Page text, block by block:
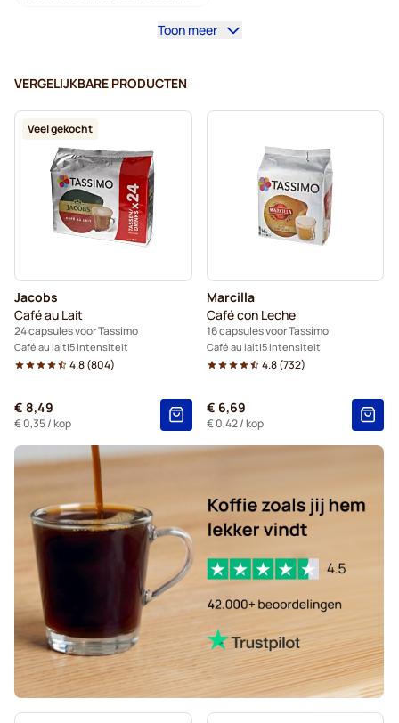
Koffiemachines voor Tassimo®
Cafeïnevrij - Koffiecapsules voor Tassimo
Koffieverrijkers voor Tassimo
Ontkalken en onderhoud voor Tassimo
L'OR - Koffiecapsules voor Tassimo
Voor Tassimo® capsules
Friele - Koffiecapsules voor Tassimo
Chocolademelk en thee voor Tassimo®
Gevalia - Koffiecapsules voor Tassimo
Toon meer
VERGELIJKBARE PRODUCTEN
Veel gekocht
Jacobs
Café au Lait
24 capsules voor Tassimo
Café au lait 5 Intensiteit
4.8(804)
€ 8,49
€ 0,35/ kop
Marcilla
Café con Leche
16 capsules voor Tassimo
Café au lait 5 Intensiteit
4.8(732)
€ 6,69
€ 0,42/ kop